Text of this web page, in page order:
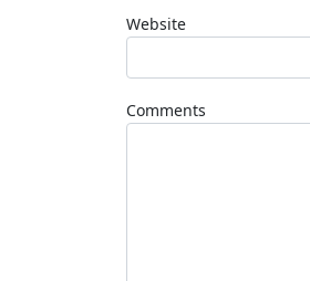
Website
Comments